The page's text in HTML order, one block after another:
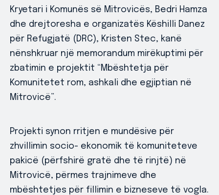
Kryetari i Komunës së Mitrovicës, Bedri Hamza
dhe drejtoresha e organizatës Këshilli Danez
për Refugjatë (DRC), Kristen Stec, kanë
nënshkruar një memorandum mirëkuptimi për
zbatimin e projektit “Mbështetja për
Komunitetet rom, ashkali dhe egjiptian në
Mitrovicë”.
Projekti synon rritjen e mundësive për
zhvillimin socio- ekonomik të komuniteteve
pakicë (përfshirë gratë dhe të rinjtë) në
Mitrovicë, përmes trajnimeve dhe
mbështetjes për fillimin e bizneseve të vogla.